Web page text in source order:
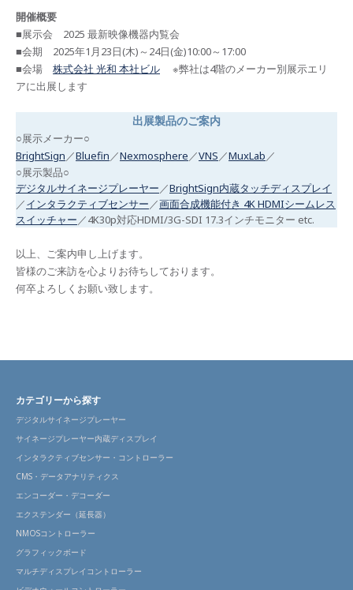
開催概要
■展示会 2025 最新映像機器内覧会
■会期 2025年1月23日(木)～24日(金)10:00～17:00
■会場 株式会社 光和 本社ビル ※弊社は4階のメーカー別展示エリ
アに出展します
出展製品のご案内
○展示メーカー○
BrightSign／Bluefin／Nexmosphere／VNS／MuxLab／
○展示製品○
デジタルサイネージプレーヤー／BrightSign内蔵タッチディスプレイ
／インタラクティブセンサー／画面合成機能付き 4K HDMIシームレス
スイッチャー／4K30p対応HDMI/3G-SDI 17.3インチモニター etc.
以上、ご案内申し上げます。
皆様のご来訪を心よりお待ちしております。
何卒よろしくお願い致します。
カテゴリーから探す
デジタルサイネージプレーヤー
サイネージプレーヤー内蔵ディスプレイ
インタラクティブセンサー・コントローラー
CMS・データアナリティクス
エンコーダー・デコーダー
エクステンダー（延長器）
NMOSコントローラー
グラフィックボード
マルチディスプレイコントローラー